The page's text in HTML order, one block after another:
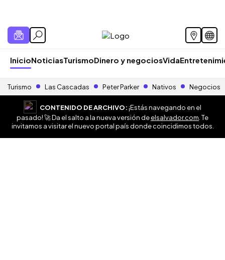
InicioNoticiasTurismoDinero y negociosVida
Turismo Las Cascadas Peter Parker Nativos Negocios
CONTENIDO DE ARCHIVO:¡Estás navegando en el
pasado! 🚀 Da el salto a la nueva versión deelsalvador.com . Te
invitamos a visitar el nuevo portal país donde coincidimos todos.